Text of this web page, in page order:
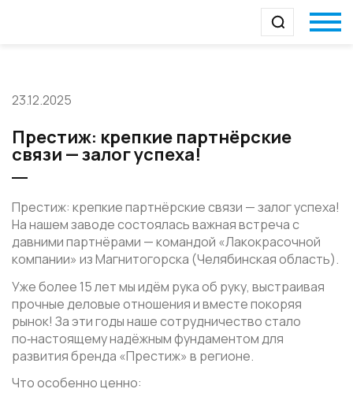
23.12.2025
Престиж: крепкие партнёрские
связи — залог успеха!
Престиж: крепкие партнёрские связи — залог успеха!
На нашем заводе состоялась важная встреча с
давними партнёрами — командой «Лакокрасочной
компании» из Магнитогорска (Челябинская область).
Уже более 15 лет мы идём рука об руку, выстраивая
прочные деловые отношения и вместе покоряя
рынок! За эти годы наше сотрудничество стало
по‑настоящему надёжным фундаментом для
развития бренда «Престиж» в регионе.
Что особенно ценно: